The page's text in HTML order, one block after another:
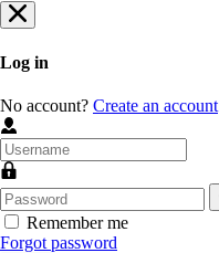
Log in
No account? Create an account
Remember me
Forgot password